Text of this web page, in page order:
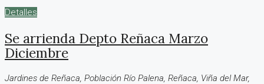
Detalles
Se arrienda Depto Reñaca Marzo
Diciembre
Jardines de Reñaca, Población Río Palena, Reñaca, Viña del Mar,